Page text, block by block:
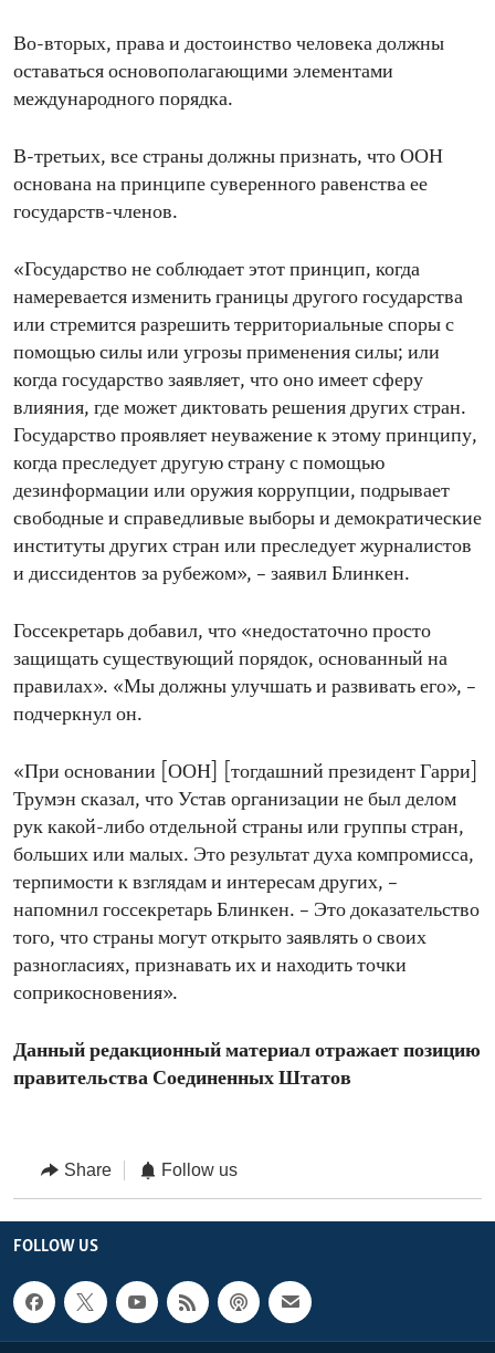
Во-вторых, права и достоинство человека должны
оставаться основополагающими элементами
международного порядка.
В-третьих, все страны должны признать, что ООН
основана на принципе суверенного равенства ее
государств-членов.
«Государство не соблюдает этот принцип, когда
намеревается изменить границы другого государства
или стремится разрешить территориальные споры с
помощью силы или угрозы применения силы; или
когда государство заявляет, что оно имеет сферу
влияния, где может диктовать решения других стран.
Государство проявляет неуважение к этому принципу,
когда преследует другую страну с помощью
дезинформации или оружия коррупции, подрывает
свободные и справедливые выборы и демократические
институты других стран или преследует журналистов
и диссидентов за рубежом», – заявил Блинкен.
Госсекретарь добавил, что «недостаточно просто
защищать существующий порядок, основанный на
правилах». «Мы должны улучшать и развивать его», –
подчеркнул он.
«При основании [ООН] [тогдашний президент Гарри]
Трумэн сказал, что Устав организации не был делом
рук какой-либо отдельной страны или группы стран,
больших или малых. Это результат духа компромисса,
терпимости к взглядам и интересам других, –
напомнил госсекретарь Блинкен. – Это доказательство
того, что страны могут открыто заявлять о своих
разногласиях, признавать их и находить точки
соприкосновения».
Данный редакционный материал отражает позицию
правительства Соединенных Штатов
Share Follow us
FOLLOW US